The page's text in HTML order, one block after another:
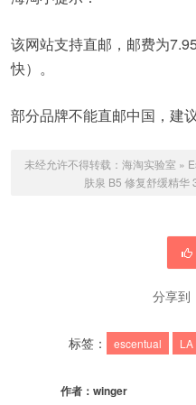
该网站支持直邮，邮费为
快）。
部分品牌不能直邮中国，建议
未经允许不得转载： 海淘实验室 »
肤泉 B5 修复舒缓精华
分享到
标签： escentual
作者： winger